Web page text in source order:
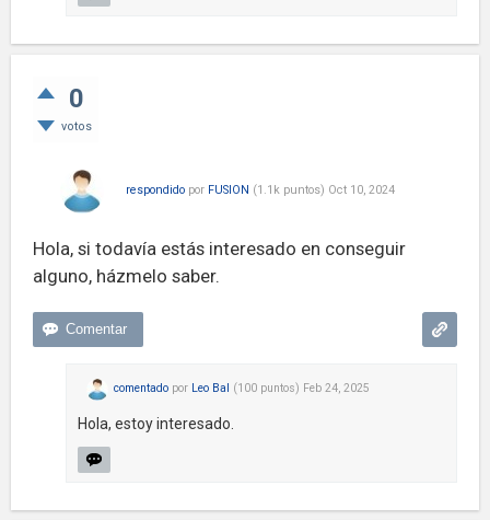
0
votos
respondido por FUSION (1.1k puntos) Oct 10, 2024
Hola, si todavía estás interesado en conseguir
alguno, házmelo saber.
comentado por Leo Bal (100 puntos) Feb 24, 2025
Hola, estoy interesado.